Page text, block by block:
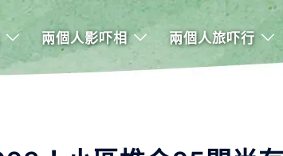
兩個人影吓相 兩個人旅吓行